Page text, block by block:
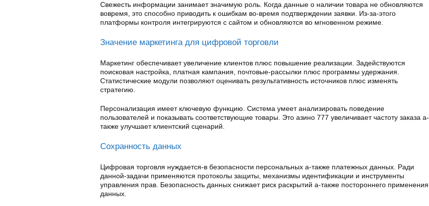
Свежесть информации занимает значимую роль. Когда данные о наличии товара не обновляются
вовремя, это способно приводить к ошибкам во-время подтверждении заявки. Из-за-этого
платформы контроля интегрируются с сайтом и обновляются во мгновенном режиме.
Значение маркетинга для цифровой торговли
Маркетинг обеспечивает увеличение клиентов плюс повышение реализации. Задействуются
поисковая настройка, платная кампания, почтовые-рассылки плюс программы удержания.
Статистические модули позволяют оценивать результативность источников плюс изменять
стратегию.
Персонализация имеет ключевую функцию. Система умеет анализировать поведение
пользователей и показывать соответствующие товары. Это азино 777 увеличивает частоту заказа а-
также улучшает клиентский сценарий.
Сохранность данных
Цифровая торговля нуждается-в безопасности персональных а-также платежных данных. Ради
данной-задачи применяются протоколы защиты, механизмы идентификации и инструменты
управления прав. Безопасность данных снижает риск раскрытий а-также постороннего применения
данных.